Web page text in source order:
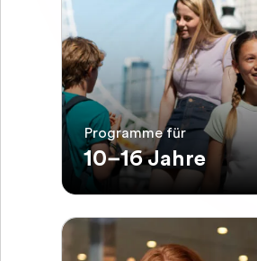
Programme für
10–16 Jahre